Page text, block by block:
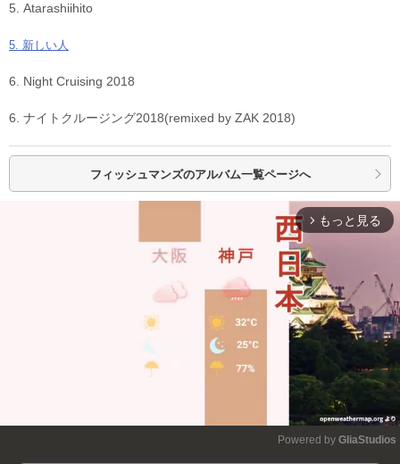
5. Atarashiihito
5. 新しい人
6. Night Cruising 2018
6. ナイトクルージング2018(remixed by ZAK 2018)
フィッシュマンズのアルバム一覧ページへ
arrow_forward_ios もっと見る
Powered by GliaStudios